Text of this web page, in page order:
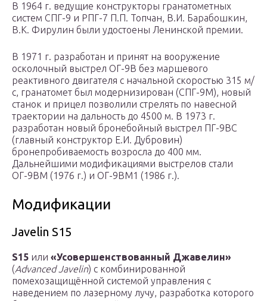
В 1964 г. ведущие конструкторы гранатометных
систем СПГ-9 и РПГ-7 П.П. Топчан, В.И. Барабошкин,
В.К. Фирулин были удостоены Ленинской премии.
В 1971 г. разработан и принят на вооружение
осколочный выстрел ОГ-9В без маршевого
реактивного двигателя с начальной скоростью 315 м/
с, гранатомет был модернизирован (СПГ-9М), новый
станок и прицел позволили стрелять по навесной
траектории на дальность до 4500 м. В 1973 г.
разработан новый бронебойный выстрел ПГ-9ВС
(главный конструктор Е.И. Дубровин)
бронепробиваемость возросла до 400 мм.
Дальнейшими модификациями выстрелов стали
ОГ-9ВМ (1976 г.) и ОГ-9ВМ1 (1986 г.).
Модификации
Javelin S15
S15 или «Усовершенствованный Джавелин»
(Advanced Javelin) с комбинированной
помехозащищённой системой управления с
наведением по лазерному лучу, разработка которого